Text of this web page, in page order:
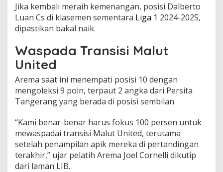
n
g
a
t
o
e
i
Jika kembali meraih kemenangan, posisi Dalberto
Luan Cs di klasemen sementara Liga 1 2024-2025,
dipastikan bakal naik.
Waspada Transisi Malut
United
Arema saat ini menempati posisi 10 dengan
mengoleksi 9 poin, terpaut 2 angka dari Persita
Tangerang yang berada di posisi sembilan.
“Kami benar-benar harus fokus 100 persen untuk
mewaspadai transisi Malut United, terutama
setelah penampilan apik mereka di pertandingan
terakhir,” ujar pelatih Arema Joel Cornelli dikutip
dari laman LIB.